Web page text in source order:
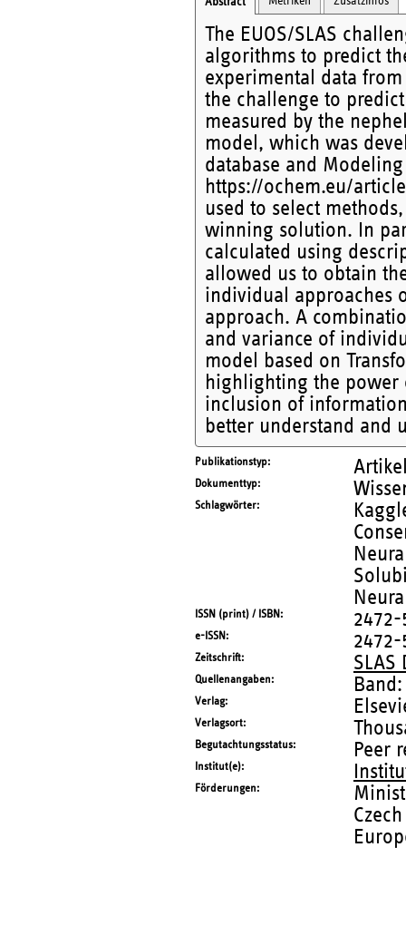
The EUOS/SLAS
algorithms to predict
experimental data
the challenge to
measured by the
model, which was
database and
https://ochem.eu/
used to select
winning solution. In
calculated using
allowed us to obtain
individual approaches
approach. A
and variance of
model based on
highlighting the power
inclusion of
better understand and
Publikationstyp
Dokumenttyp
Schlagwörter
ISSN (print) / ISBN 2472-
e-ISSN 2472-
Zeitschrift SLAS
Quellenangaben
Verlag
Verlagsort
Begutachtungsstatus Peer
Institut(e)
Förderungen